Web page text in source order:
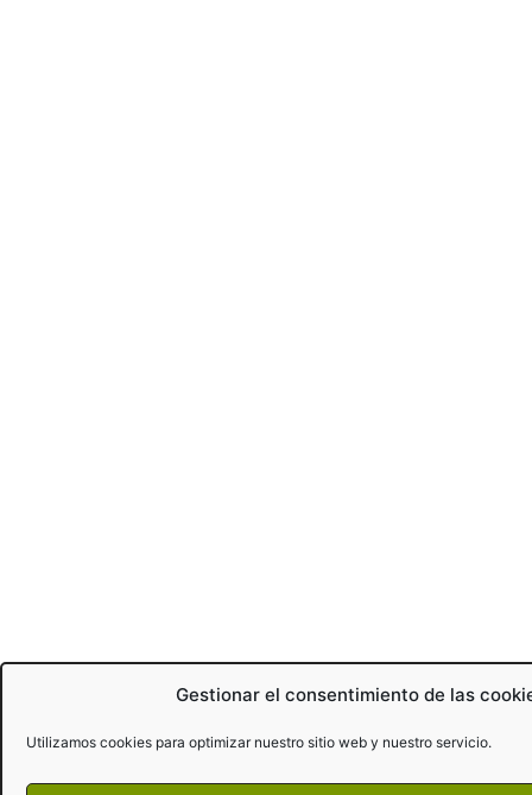
Gestionar el consentimiento de las
Utilizamos cookies para optimizar nuestro sitio web y nuestro servicio.